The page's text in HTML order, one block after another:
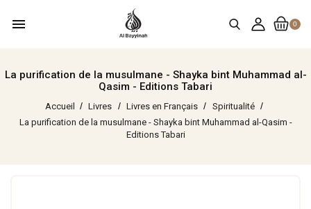
0
menu
La purification de la musulmane - Shayka bint Muhammad al-
Qasim - Editions Tabari
Accueil Livres Livres en Français
Spiritualité
La purification de la musulmane - Shayka bint Muhammad al-Qasim -
Editions Tabari